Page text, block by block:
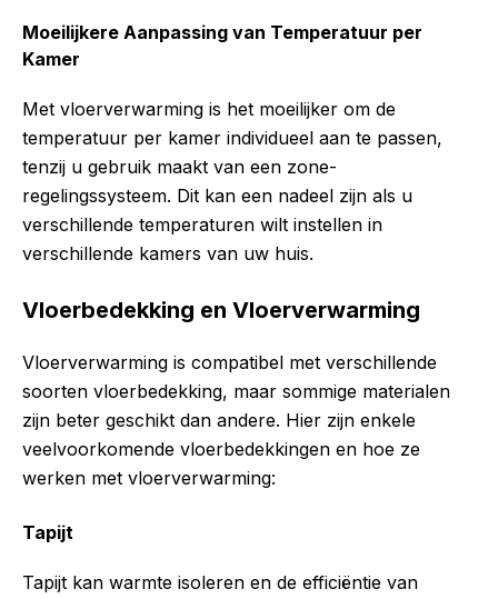
Moeilijkere Aanpassing van Temperatuur per
Kamer
Met vloerverwarming is het moeilijker om de
temperatuur per kamer individueel aan te passen,
tenzij u gebruik maakt van een zone-
regelingssysteem. Dit kan een nadeel zijn als u
verschillende temperaturen wilt instellen in
verschillende kamers van uw huis.
Vloerbedekking en Vloerverwarming
Vloerverwarming is compatibel met verschillende
soorten vloerbedekking, maar sommige materialen
zijn beter geschikt dan andere. Hier zijn enkele
veelvoorkomende vloerbedekkingen en hoe ze
werken met vloerverwarming:
Tapijt
Tapijt kan warmte isoleren en de efficiëntie van